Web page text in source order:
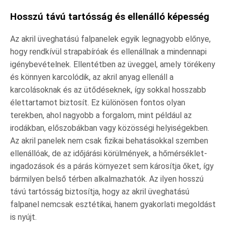
Hosszú távú tartósság és ellenálló képesség
Az akril üveghatású falpanelek egyik legnagyobb előnye,
hogy rendkívül strapabíróak és ellenállnak a mindennapi
igénybevételnek. Ellentétben az üveggel, amely törékeny
és könnyen karcolódik, az akril anyag ellenáll a
karcolásoknak és az ütődéseknek, így sokkal hosszabb
élettartamot biztosít. Ez különösen fontos olyan
terekben, ahol nagyobb a forgalom, mint például az
irodákban, előszobákban vagy közösségi helyiségekben.
Az akril panelek nem csak fizikai behatásokkal szemben
ellenállóak, de az időjárási körülmények, a hőmérséklet-
ingadozások és a párás környezet sem károsítja őket, így
bármilyen belső térben alkalmazhatók. Az ilyen hosszú
távú tartósság biztosítja, hogy az akril üveghatású
falpanel nemcsak esztétikai, hanem gyakorlati megoldást
is nyújt.